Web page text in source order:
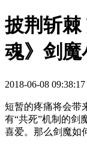
披荆斩
魂》剑魔
2018-06-08 09:38:17
短暂的疼痛将会带
有“共死”机制的剑
喜爱。那么剑魔如